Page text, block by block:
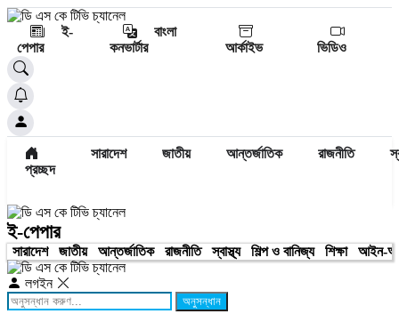
ই-
পেপার
বাংলা
কনভার্টার
আর্কাইভ ভিডিও
প্রচ্ছদ
সারাদেশ জাতীয় আন্তর্জাতিক রাজনীতি
ই-পেপার
সারাদেশ জাতীয় আন্তর্জাতিক রাজনীতি স্বাস্থ্য শিল্প ও বানিজ্য শিক্ষা আইন-
লগইন
অনুসন্ধান